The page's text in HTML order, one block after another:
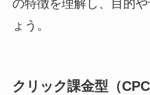
の特徴を理解し、目的
ょう。
クリック課金型（